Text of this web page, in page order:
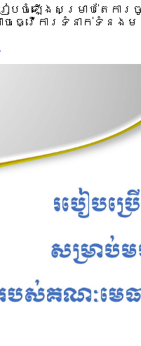
ៀបចំឡើងសម្រាប់តែក
ាចធ្វើការទំនាក់ទំ